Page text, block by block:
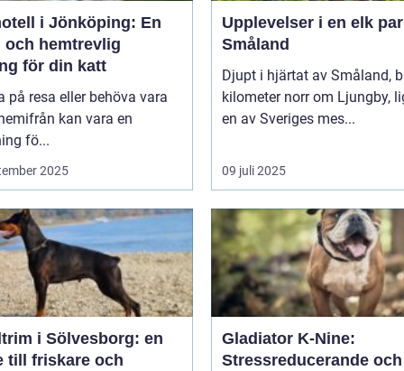
i Jönköping: En
och hemtrevlig
för din katt
på resa eller behöva vara
kan vara en
fö...
2025
Upplevelser i en elk
Småland
Djupt i hjärtat av Småland,
kilometer norr om Ljungby,
en av Sveriges mes...
09 juli 2025
i Sölvesborg: en
till friskare och
Gladiator K-Nine:
Stressreducerande och